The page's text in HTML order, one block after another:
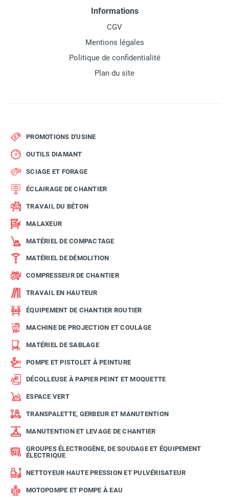
Informations
CGV
Mentions légales
Politique de confidentialité
Plan du site
PROMOTIONS D'USINE
OUTILS DIAMANT
SCIAGE ET FORAGE
ÉCLAIRAGE DE CHANTIER
TRAVAIL DU BÉTON
MALAXEUR
MATÉRIEL DE COMPACTAGE
MATÉRIEL DE DÉMOLITION
COMPRESSEUR DE CHANTIER
TRAVAIL EN HAUTEUR
ÉQUIPEMENT DE CHANTIER ROUTIER
MACHINE DE PROJECTION ET COULAGE
MATÉRIEL DE SABLAGE
POMPE ET PISTOLET À PEINTURE
DÉCOLLEUSE À PAPIER PEINT ET MOQUETTE
ESPACE VERT
TRANSPALETTE, GERBEUR ET MANUTENTION
MANUTENTION ET LEVAGE DE CHANTIER
GROUPES ÉLECTROGÈNE, DE SOUDAGE ET ÉQUIPEMENT
ÉLECTRIQUE
NETTOYEUR HAUTE PRESSION ET PULVÉRISATEUR
MOTOPOMPE ET POMPE À EAU